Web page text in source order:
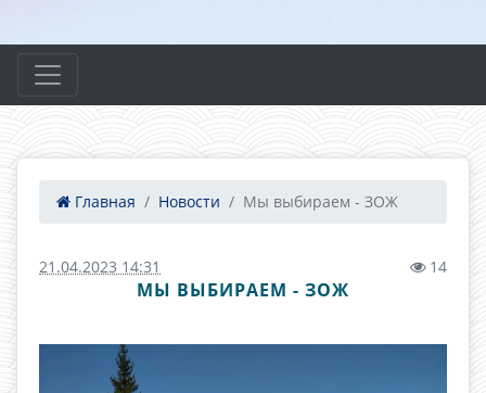
Главная Новости Мы выбираем - ЗОЖ
21.04.2023 14:31 14
МЫ ВЫБИРАЕМ - ЗОЖ